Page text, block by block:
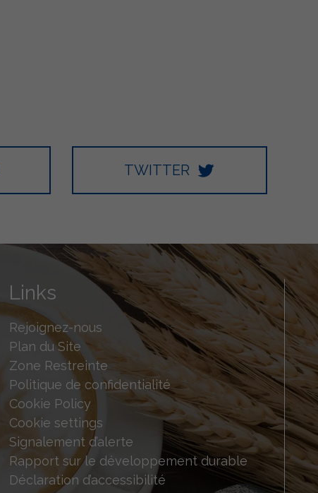
TWITTER
Links
Rejoignez-nous
Plan du Site
Zone Restreinte
Politique de confidentialité
Cookie Policy
Cookie settings
Signalement d’alerte
Rapport sur le développement durable
Déclaration d’accessibilité